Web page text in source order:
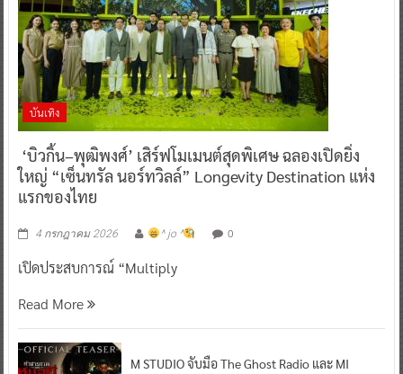
บันเทิง
‘บิวกิ้น–พุฒิพงศ์’ เสิร์ฟโมเมนต์สุดพิเศษ ฉลองเปิดยิ่ง
ใหญ่ “เซ็นทรัล นอร์ทวิลล์” Longevity Destination แห่ง
แรกของไทย
4 กรกฎาคม 2026 ^ jo ^ 0
เปิดประสบการณ์ “Multiply
Read More
M STUDIO จับมือ The Ghost Radio และ MI